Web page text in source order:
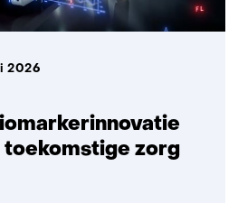
toekomstige zorg
2026